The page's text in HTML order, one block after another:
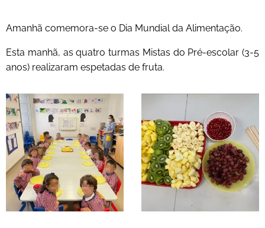
Amanhã comemora-se o Dia Mundial da Alimentação.
Esta manhã, as quatro turmas Mistas do Pré-escolar (3-5
anos) realizaram espetadas de fruta.